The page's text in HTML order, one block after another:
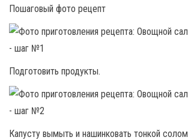
Пошаговый фото рецепт
Подготовить продукты.
Капусту вымыть и нашинковать тонкой